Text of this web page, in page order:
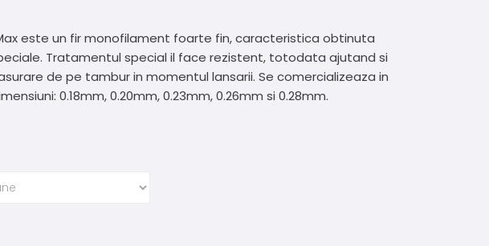
este un fir monofilament foarte fin, caracteristica obtinuta
Tratamentul special il face rezistent, totodata ajutand si
de pe tambur in momentul lansarii. Se comercializeaza in
0.18mm, 0.20mm, 0.23mm, 0.26mm si 0.28mm.